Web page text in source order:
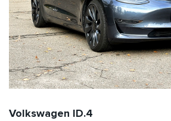
Volkswagen ID.4